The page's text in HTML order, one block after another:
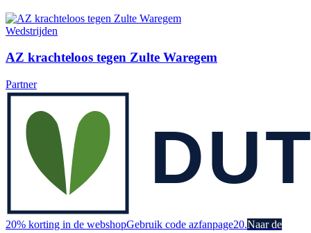
Wedstrijden
AZ krachteloos tegen Zulte Waregem
Partner
20% korting in de webshopGebruik code azfanpage20.Naar de